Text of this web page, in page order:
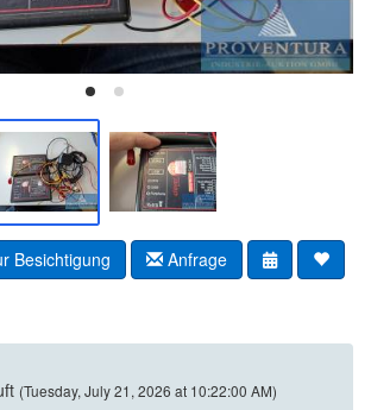
Besichtigung Anfrage
(Tuesday, July 21, 2026 at 10:22:00 AM)